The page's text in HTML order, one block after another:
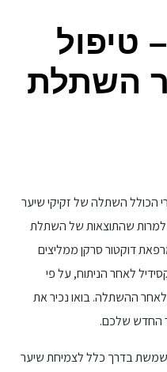
טיפול
השתלת
הכולל השתלה של זקיקי שיער
למרות שהתוצאות של השתלת
דוקטור סרקן ממליצים
לאחר הניתוח, על פי
ההשתלה. בואו נכיר את
החדש שלכם.
בדרך כלל לצמיחת שיער